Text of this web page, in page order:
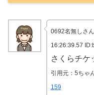
0692名無しさ
16:26:39.57
さくらチケ
引用元：5ちゃ
159